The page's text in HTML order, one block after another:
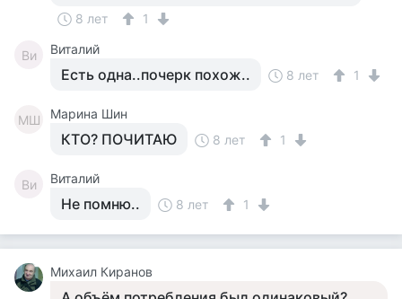
8 лет 1
Ви Виталий
Есть одна..почерк похож.. 8 лет 1
МШ Марина Шин
КТО? ПОЧИТАЮ 8 лет 1
Ви Виталий
Не помню.. 8 лет 1
Михаил Киранов